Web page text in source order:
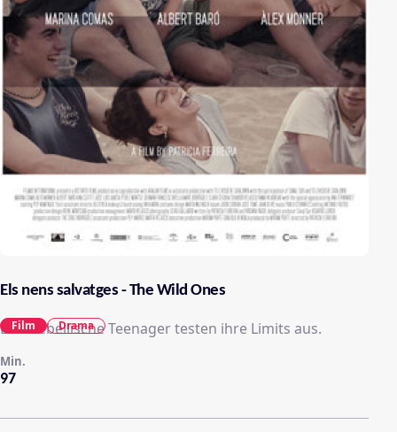
Els nens salvatges - The Wild Ones
Drei rebellische Teenager testen ihre Limits aus.
97
Min.
Film Drama